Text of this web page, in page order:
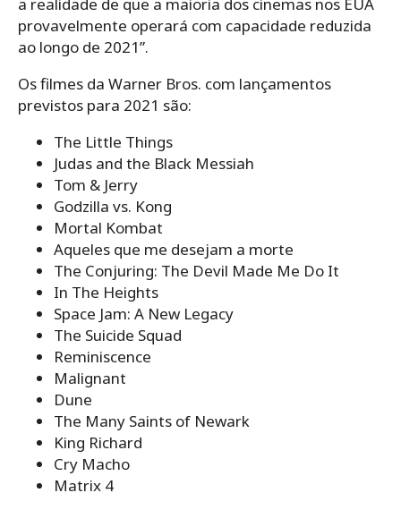
provavelmente operará com capacidade reduzida
ao longo de 2021”.
Os filmes da Warner Bros. com lançamentos
previstos para 2021 são:
The Little Things
Judas and the Black Messiah
Tom & Jerry
Godzilla vs. Kong
Mortal Kombat
Aqueles que me desejam a morte
The Conjuring: The Devil Made Me Do It
In The Heights
Space Jam: A New Legacy
The Suicide Squad
Reminiscence
Malignant
Dune
The Many Saints of Newark
King Richard
Cry Macho
Matrix 4